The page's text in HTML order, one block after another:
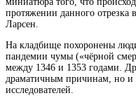
протяжении данного отрезка
Ларсен.
На кладбище похоронены
пандемии чумы («чёрной
между 1346 и 1353 годами.
драматичным причинам, но и
исследователей.